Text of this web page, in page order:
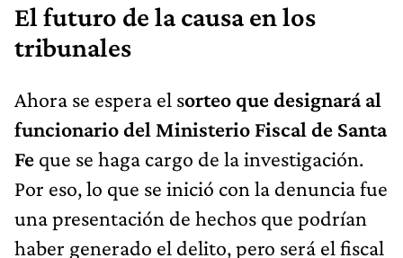
El futuro de la causa en los
tribunales
Ahora se espera el sorteo que designará al
funcionario del Ministerio Fiscal de Santa
Fe que se haga cargo de la investigación.
Por eso, lo que se inició con la denuncia fue
una presentación de hechos que podrían
haber generado el delito, pero será el fiscal